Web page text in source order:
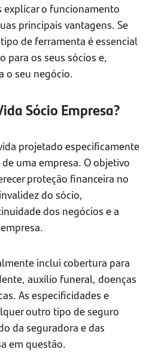
explicar o funcionamento
principais vantagens. Se
de ferramenta é essencial
para os seus sócios e,
o seu negócio.
Sócio Empresa?
projetado especificamente
uma empresa. O objetivo
proteção financeira no
do sócio,
dos negócios e a
inclui cobertura para
auxílio funeral, doenças
As especificidades e
outro tipo de seguro
da seguradora e das
em questão.